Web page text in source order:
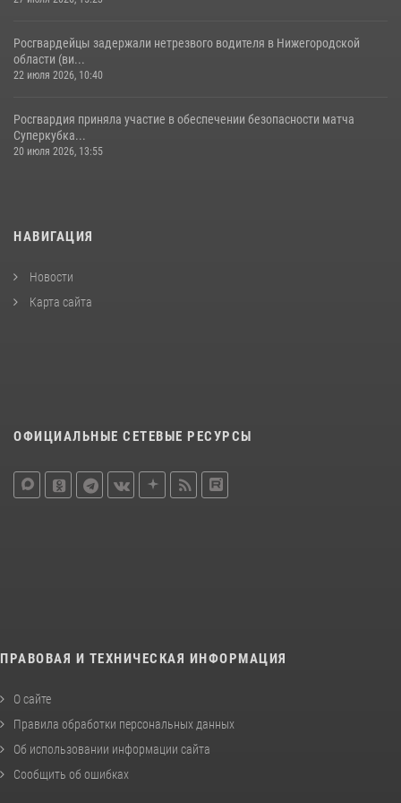
Росгвардейцы задержали нетрезвого водителя в Нижегородской
области (ви...
22 июля 2026, 10:40
Росгвардия приняла участие в обеспечении безопасности матча
Суперкубка...
20 июля 2026, 13:55
НАВИГАЦИЯ
Новости
Карта сайта
ОФИЦИАЛЬНЫЕ СЕТЕВЫЕ РЕСУРСЫ
ПРАВОВАЯ И ТЕХНИЧЕСКАЯ ИНФОРМАЦИЯ
О сайте
Правила обработки персональных данных
Об использовании информации сайта
Сообщить об ошибках